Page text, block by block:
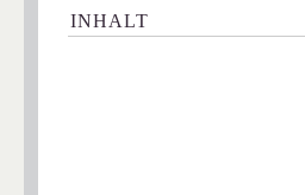
INHALT